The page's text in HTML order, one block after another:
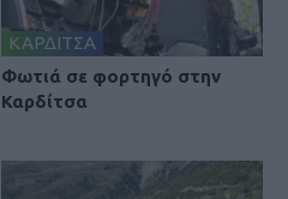
ΚΑΡΔΙΤΣΑ
Φωτιά σε φορτηγό στην
Καρδίτσα